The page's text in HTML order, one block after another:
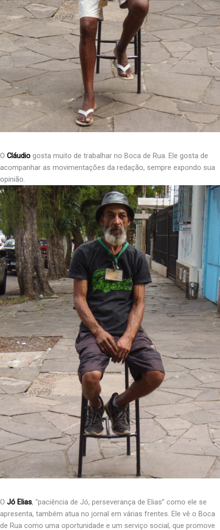
O Cláudio gosta muito de trabalhar no Boca de Rua. Ele gosta de
acompanhar as movimentações da redação, sempre expondo sua
opinião.
O Jó Elias, “paciência de Jó, perseverança de Elias” como ele se
apresenta, também atua no jornal em várias frentes. Ele vê o Boca
de Rua como uma oportunidade e um serviço social, que promove